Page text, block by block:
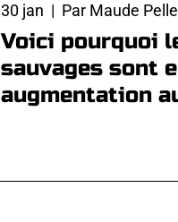
30 jan | Par Maude
Voici pourquoi
sauvages sont
augmentation